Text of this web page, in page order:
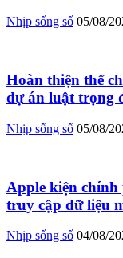
Nhịp sống số 05/08/
Hoàn thiện thể
dự án luật trọng
Nhịp sống số 05/08/
Apple kiện chính
truy cập dữ liệu
Nhịp sống số 04/08/